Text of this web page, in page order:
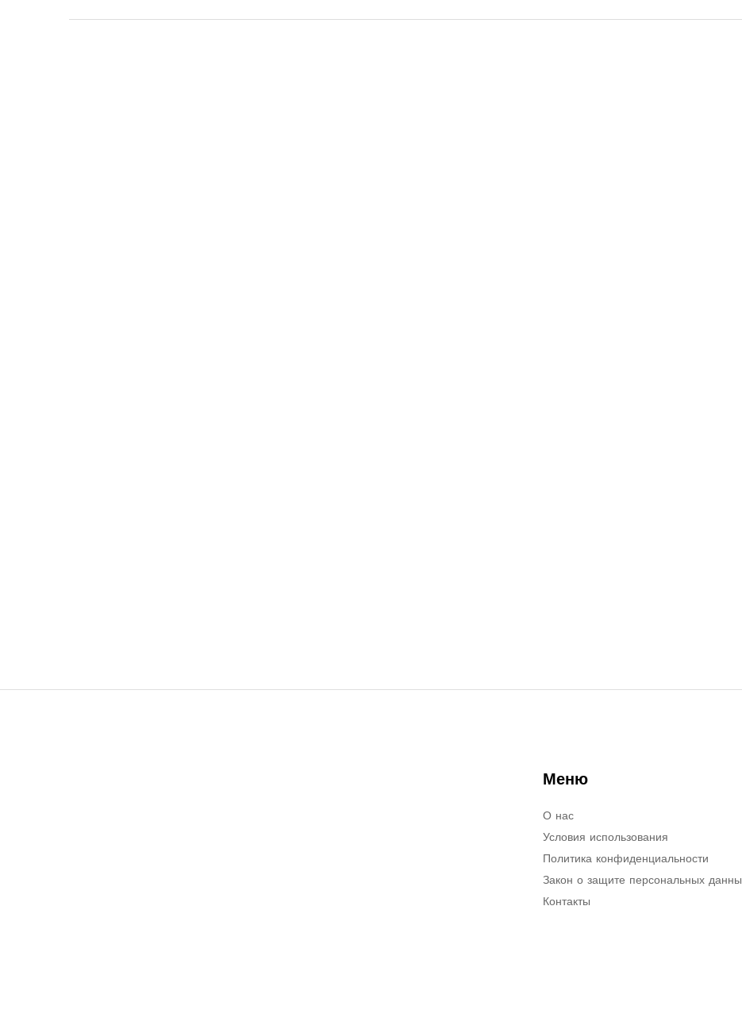
Меню
О нас
Условия использования
Политика конфиденциальности
Закон о защите персональных
Контакты